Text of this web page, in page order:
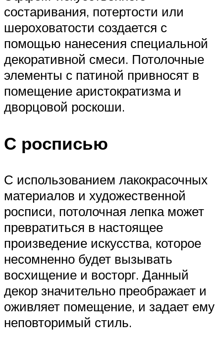
состаривания, потертости или
шероховатости создается с
помощью нанесения специальной
декоративной смеси. Потолочные
элементы с патиной привносят в
помещение аристократизма и
дворцовой роскоши.
С росписью
С использованием лакокрасочных
материалов и художественной
росписи, потолочная лепка может
превратиться в настоящее
произведение искусства, которое
несомненно будет вызывать
восхищение и восторг. Данный
декор значительно преображает и
оживляет помещение, и задает ему
неповторимый стиль.